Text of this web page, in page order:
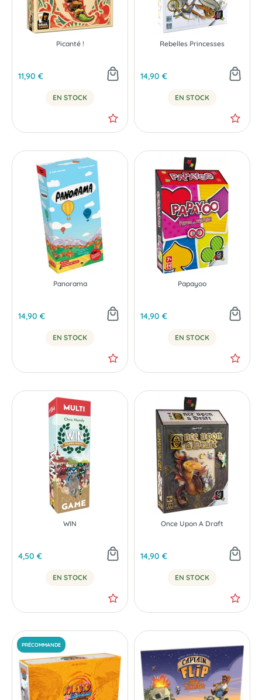
Picanté !
11,90 €
EN STOCK
Rebelles Princesses
14,90 €
EN STOCK
Panorama
14,90 €
EN STOCK
Papayoo
14,90 €
EN STOCK
WIN
4,50 €
EN STOCK
Once Upon A Draft
14,90 €
EN STOCK